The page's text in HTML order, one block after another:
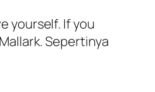
yourself. If you
Sepertinya